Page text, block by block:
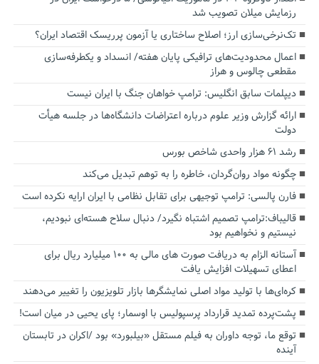
رزمایش میلان تصویب شد
تک‌نرخی‌سازی ارز؛ اصلاح ساختاری یا آزمون پرریسک اقتصاد ایران؟
اعمال محدودیت‌های ترافیکی پایان هفته/ انسداد و یکطرفه‌سازی
مقطعی چالوس و هراز
دیپلمات سابق انگلیس:‌ ترامپ خواهان جنگ با ایران نیست
ارائه گزارش وزیر علوم درباره اعتراضات دانشگاه‌ها در جلسه هیأت
دولت
رشد ۶۱ هزار واحدی شاخص بورس
چگونه مواد روان‌گردان، خاطره را به توهم تبدیل می‌کند
فارن پالسی: ترامپ توجیهی برای تقابل نظامی با ایران ارایه نکرده است
قالیباف:ترامپ تصمیم اشتباه نگیرد/ دنبال سلاح هسته‌ای نبودیم،
نیستیم و نخواهیم بود
آستانه الزام به دریافت صورت های مالی به ۱۰۰ میلیارد ریال برای
اعطای تسهیلات افزایش یافت
کره‌ای‌ها با تولید مواد اصلی نمایشگرها بازار تلویزیون را تغییر می‌دهند
پشت‌پرده تمدید قرارداد پرسپولیس با اوسمار؛ پای یحیی در میان است!
توقع ما، توجه داوران به فیلم مستقل «بیلبورد» بود /اکران در تابستان
آینده